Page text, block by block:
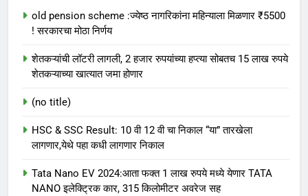
old pension scheme :ज्येष्ठ नागरिकांना महिन्याला मिळणार ₹5500
! सरकारचा मोठा निर्णय
शेतकऱ्यांची लॉटरी लागली, 2 हजार रुपयांच्या हप्त्या सोबतच 15 लाख रुपये
शेतकऱ्याच्या खात्यात जमा होणार
(no title)
HSC & SSC Result: 10 वी 12 वी चा निकाल “या” तारखेला
लागणार,येथे पहा कधी लागणार निकाल
Tata Nano EV 2024:आता फक्त 1 लाख रुपये मध्ये येणार TATA
NANO इलेक्ट्रिक कार, 315 किलोमीटर अवरेज सह